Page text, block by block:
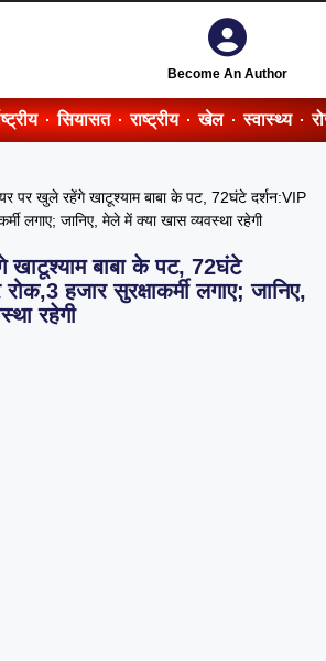
Become An Author
सियासत राष्ट्रीय खेल स्वास्थ्य
पर खुले रहेंगे खाटूश्याम बाबा के पट, 72घंटे दर्शन:VIP
लगाए; जानिए, मेले में क्या खास व्यवस्था रहेगी
खाटूश्याम बाबा के पट, 72घंटे
हजार सुरक्षाकर्मी लगाए; जानिए,
रहेगी